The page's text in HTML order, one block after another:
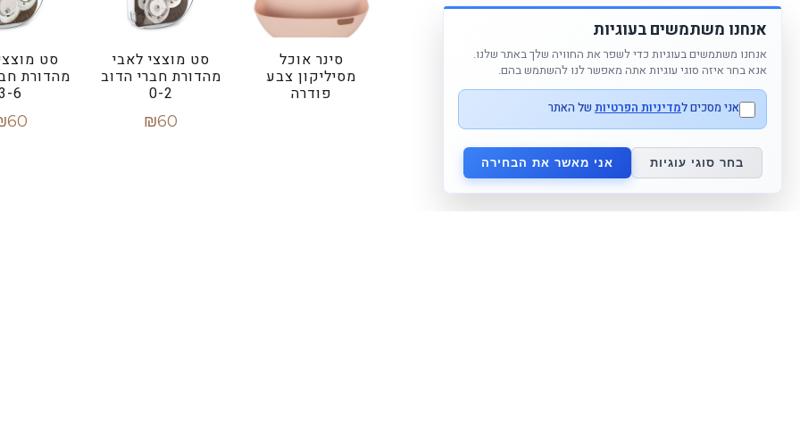
סינר אוכל
מסיליקון צבע
פודרה
סט מוצצי לאבי
מהדורת חברי הדוב
0-2
₪60
סט
מהדורת
6
60
אנחנו משתמשים בעוגיות
אנחנו משתמשים בעוגיות כדי לשפר את החוויה שלך באתר שלנו.
אנא בחר איזה סוגי עוגיות אתה מאפשר לנו להשתמש בהם.
אני מסכים למדיניות הפרטיות של האתר
בחר סוגי עוגיות אני מאשר את הבחירה